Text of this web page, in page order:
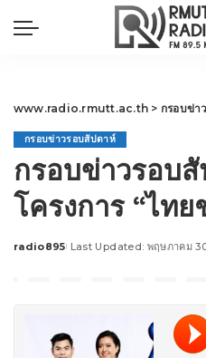
www.radio.rmutt.ac.th > กรอบข่า
กรอบข่าวรอบสัปดาห์
กรอบข่าวรอบ
โครงการ “ไท
Posted
radio895 Last Updated: พฤษภาคม